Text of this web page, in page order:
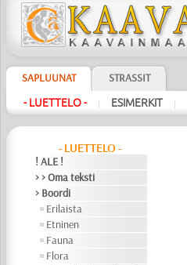
SAPLUUNAT STRASSIT
- LUETTELO - | ESIMERKIT |
- LUETTELO -
! ALE !
> > Oma teksti
> Boordi
Erilaista
Etninen
Fauna
Flora